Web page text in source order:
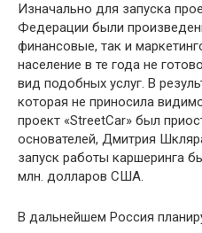
Изначально для запуска
Федерации были
финансовые, так и
население в те года не
вид подобных услуг. В
которая не приносила
проект «StreetCar» был
основателей, Дмитрия
запуск работы каршеринга
млн. долларов США.
В дальнейшем Россия